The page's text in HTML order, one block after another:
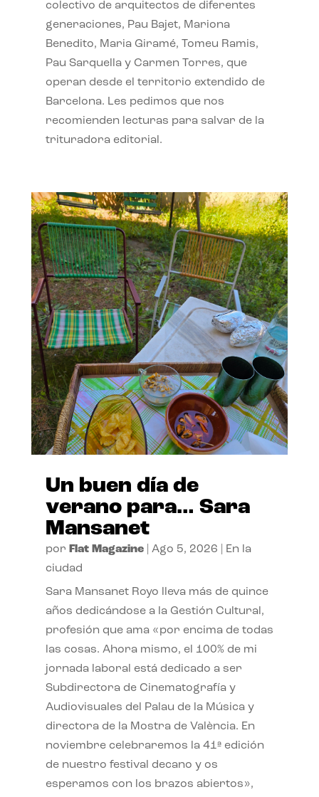
colectivo de arquitectos de diferentes
generaciones, Pau Bajet, Mariona
Benedito, Maria Giramé, Tomeu Ramis,
Pau Sarquella y Carmen Torres, que
operan desde el territorio extendido de
Barcelona. Les pedimos que nos
recomienden lecturas para salvar de la
trituradora editorial.
Un buen día de
verano para… Sara
Mansanet
por Flat Magazine| Ago 5, 2026
En la
ciudad
Sara Mansanet Royo lleva más de quince
años dedicándose a la Gestión Cultural,
profesión que ama «por encima de todas
las cosas. Ahora mismo, el 100% de mi
jornada laboral está dedicado a ser
Subdirectora de Cinematografía y
Audiovisuales del Palau de la Música y
directora de la Mostra de València. En
noviembre celebraremos la 41ª edición
de nuestro festival decano y os
esperamos con los brazos abiertos»,